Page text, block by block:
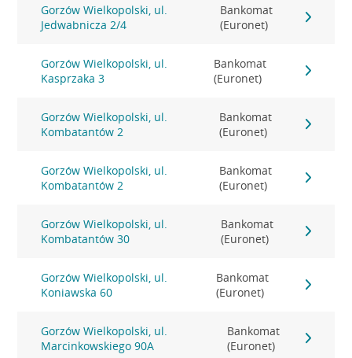
Gorzów Wielkopolski, ul.
Jedwabnicza 2/4
Bankomat
(Euronet)
Gorzów Wielkopolski, ul.
Kasprzaka 3
Bankomat
(Euronet)
Gorzów Wielkopolski, ul.
Kombatantów 2
Bankomat
(Euronet)
Gorzów Wielkopolski, ul.
Kombatantów 2
Bankomat
(Euronet)
Gorzów Wielkopolski, ul.
Kombatantów 30
Bankomat
(Euronet)
Gorzów Wielkopolski, ul.
Koniawska 60
Bankomat
(Euronet)
Gorzów Wielkopolski, ul.
Marcinkowskiego 90A
Bankomat
(Euronet)